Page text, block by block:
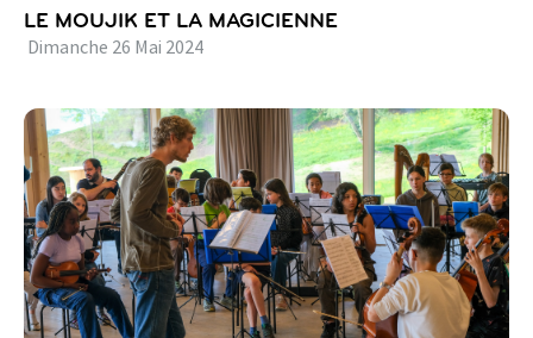
LE MOUJIK ET LA MAGICIENNE
Dimanche 26 Mai 2024